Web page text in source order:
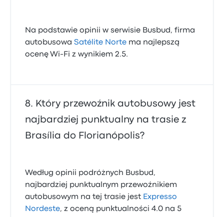
Na podstawie opinii w serwisie Busbud, firma
autobusowaSatélite Norte ma najlepszą
ocenę Wi-Fi z wynikiem 2.5.
Który przewoźnik autobusowy jest
najbardziej punktualny na trasie z
Brasília do Florianópolis?
Według opinii podróżnych Busbud,
najbardziej punktualnym przewoźnikiem
autobusowym na tej trasie jest Expresso
Nordeste, z oceną punktualności 4.0 na 5